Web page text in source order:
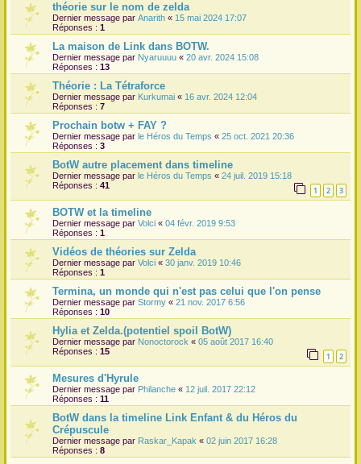
théorie sur le nom de zelda
Dernier message par Anarith « 15 mai 2024 17:07
Réponses : 1
La maison de Link dans BOTW.
Dernier message par Nyaruuuu « 20 avr. 2024 15:08
Réponses : 13
Théorie : La Tétraforce
Dernier message par Kurkumai « 16 avr. 2024 12:04
Réponses : 7
Prochain botw + FAY ?
Dernier message par le Héros du Temps « 25 oct. 2021 20:36
Réponses : 3
BotW autre placement dans timeline
Dernier message par le Héros du Temps « 24 juil. 2019 15:18
Réponses : 41 1 2 3
BOTW et la timeline
Dernier message par Volci « 04 févr. 2019 9:53
Réponses : 1
Vidéos de théories sur Zelda
Dernier message par Volci « 30 janv. 2019 10:46
Réponses : 1
Termina, un monde qui n'est pas celui que l'on pense
Dernier message par Stormy « 21 nov. 2017 6:56
Réponses : 10
Hylia et Zelda.(potentiel spoil BotW)
Dernier message par Nonoctorock « 05 août 2017 16:40
Réponses : 15 1 2
Mesures d'Hyrule
Dernier message par Philanche « 12 juil. 2017 22:12
Réponses : 11
BotW dans la timeline Link Enfant & du Héros du
Crépuscule
Dernier message par Raskar_Kapak « 02 juin 2017 16:28
Réponses : 8